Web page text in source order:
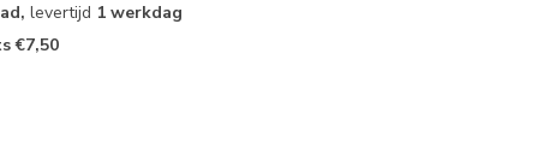
levertijd 1 werkdag
€7,50